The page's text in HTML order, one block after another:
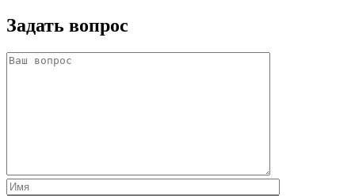
Задать вопрос